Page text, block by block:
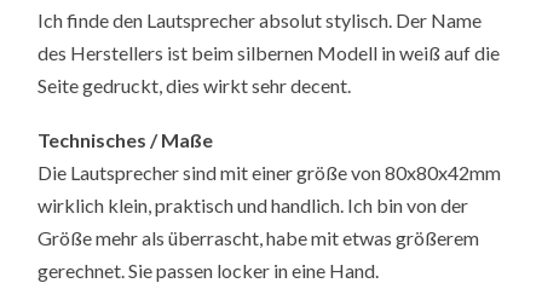
Ich finde den Lautsprecher absolut stylisch. Der Name
des Herstellers ist beim silbernen Modell in weiß auf die
Seite gedruckt, dies wirkt sehr decent.
Technisches / Maße
Die Lautsprecher sind mit einer größe von 80x80x42mm
wirklich klein, praktisch und handlich. Ich bin von der
Größe mehr als überrascht, habe mit etwas größerem
gerechnet. Sie passen locker in eine Hand.